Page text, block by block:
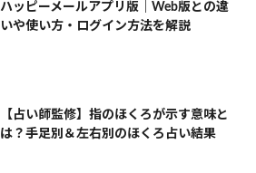
ハッピーメールアプリ版｜Web版との違
いや使い方・ログイン方法を解説
【占い師監修】指のほくろが示す意味と
は？手足別＆左右別のほくろ占い結果